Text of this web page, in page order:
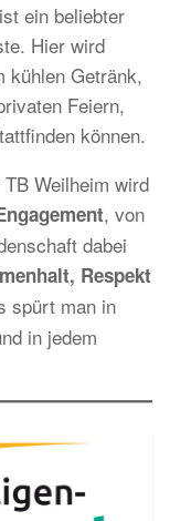
ein beliebter
Hier wird
kühlen Getränk,
Feiern,
können.
Weilheim wird
, von
dabei
Respekt
spürt man in
in jedem